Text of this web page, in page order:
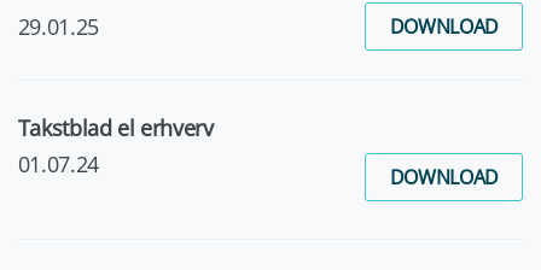
29.01.25
DOWNLOAD
Takstblad el erhverv
01.07.24
DOWNLOAD